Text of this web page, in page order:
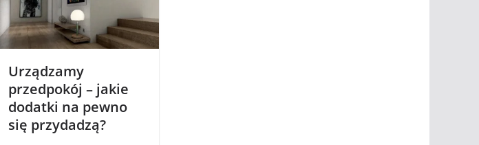
Urządzamy
przedpokój – jakie
dodatki na pewno
się przydadzą?